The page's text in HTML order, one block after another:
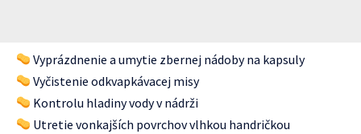
Vyprázdnenie a umytie zbernej nádoby na kapsuly
Vyčistenie odkvapkávacej misy
Kontrolu hladiny vody v nádrži
Utretie vonkajších povrchov vlhkou handričkou